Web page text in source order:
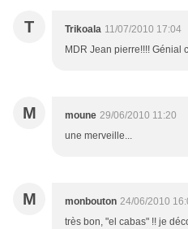
T Trikoala 11/07/2010 17:04
MDR Jean pierre!!!! Génial
M moune 29/06/2010 11:20
une merveille...
M monbouton 24/06/2010
très bon, "el cabas" !! je